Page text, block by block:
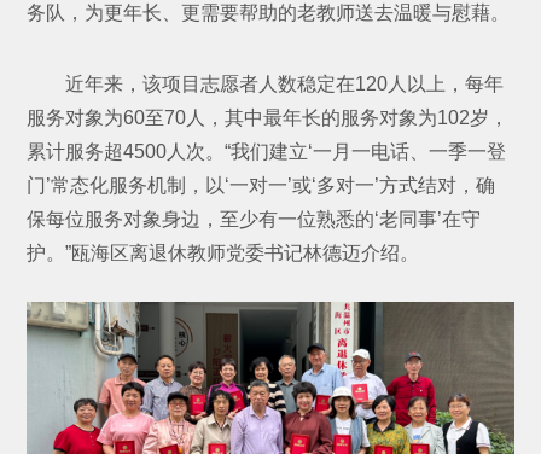
务队，为更年长、更需要帮助的老教师送去温暖与慰藉。
近年来，该项目志愿者人数稳定在120人以上，每年
服务对象为60至70人，其中最年长的服务对象为102岁，
累计服务超4500人次。“我们建立‘一月一电话、一季一登
门’常态化服务机制，以‘一对一’或‘多对一’方式结对，确
保每位服务对象身边，至少有一位熟悉的‘老同事’在守
护。”瓯海区离退休教师党委书记林德迈介绍。